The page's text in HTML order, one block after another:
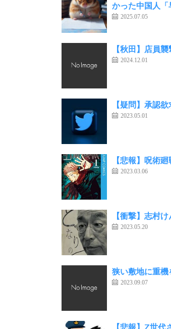
かった中国人「
2025.07.05
【秋田】店員
2024.12.01
【疑問】承認
2023.05.01
【悲報】呪術
2023.03.06
【衝撃】志村
2023.05.20
狭い敷地に重
2023.09.07
【悲報】Z世